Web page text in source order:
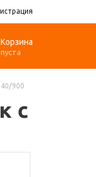
Корзина
пуста
900
с